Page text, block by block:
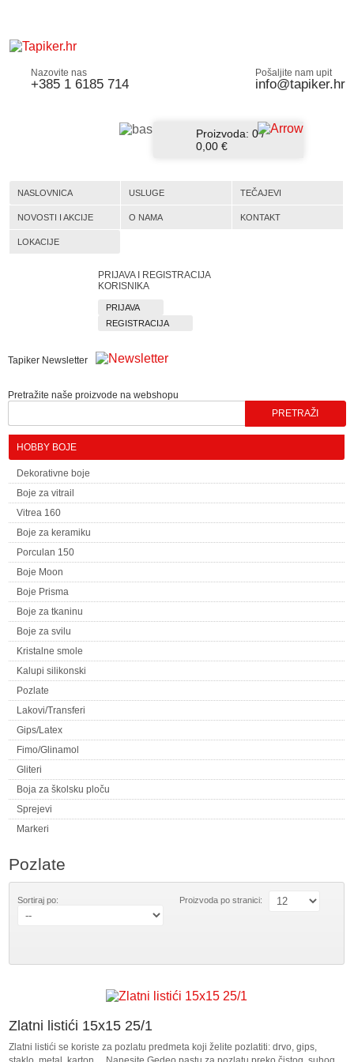
Nazovite nas
+385 1 6185 714
Pošaljite nam upit
info@tapiker.hr
Proizvoda: 0/
0,00 €
NASLOVNICA USLUGE TEČAJEVI
NOVOSTI I AKCIJE O NAMA KONTAKT
LOKACIJE
PRIJAVA I REGISTRACIJA
KORISNIKA
PRIJAVA
REGISTRACIJA
Tapiker Newsletter
Pretražite naše proizvode na webshopu
HOBBY BOJE
Dekorativne boje
Boje za vitrail
Vitrea 160
Boje za keramiku
Porculan 150
Boje Moon
Boje Prisma
Boje za tkaninu
Boje za svilu
Kristalne smole
Kalupi silikonski
Pozlate
Lakovi/Transferi
Gips/Latex
Fimo/Glinamol
Gliteri
Boja za školsku ploču
Sprejevi
Markeri
Pozlate
Sortiraj po: Proizvoda po stranici:
Zlatni listići 15x15 25/1
Zlatni listići se koriste za pozlatu predmeta koji želite pozlatiti: drvo, gips,